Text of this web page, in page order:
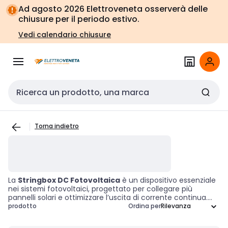
Vai alla
navigazione
Vai
alla
pagina
Ad agosto 2026 Elettroveneta osserverà delle
chiusure per il periodo estivo.
Vedi calendario chiusure
Cerca input
Torna indietro
La Stringbox DC Fotovoltaica è un dispositivo essenziale
nei sistemi fotovoltaici, progettato per collegare più
pannelli solari e ottimizzare l’uscita di corrente continua.
Grazie a caratteristiche protettive integrate, come fusibili e
prodotto Ordina per